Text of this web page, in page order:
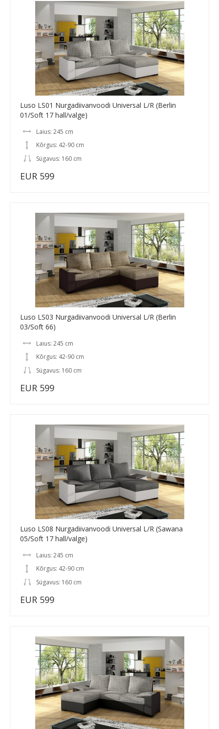
Luso LS01 Nurgadiivanvoodi Universal L/R (Berlin
01/Soft 17 hall/valge)
Laius: 245 cm
Kõrgus: 42-90 cm
Sügavus: 160 cm
EUR 599
Luso LS03 Nurgadiivanvoodi Universal L/R (Berlin
03/Soft 66)
Laius: 245 cm
Kõrgus: 42-90 cm
Sügavus: 160 cm
EUR 599
Luso LS08 Nurgadiivanvoodi Universal L/R (Sawana
05/Soft 17 hall/valge)
Laius: 245 cm
Kõrgus: 42-90 cm
Sügavus: 160 cm
EUR 599